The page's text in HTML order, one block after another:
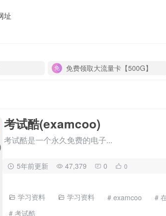
址
免费领取大流量卡【500G】
考试酷(examcoo)
考试酷是一个永久免费的电子...
5年前更新 47,379 0 0
学习资料 学习资料 # examcoo #
# 考试酷